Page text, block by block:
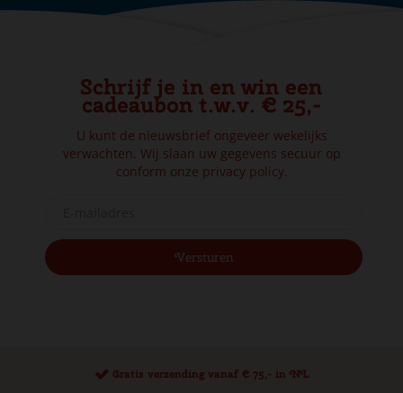
Schrijf je in en win een
cadeaubon t.w.v. € 25,-
U kunt de nieuwsbrief ongeveer wekelijks
verwachten. Wij slaan uw gegevens secuur op
conform onze privacy policy.
Gratis verzending vanaf € 75,- in NL